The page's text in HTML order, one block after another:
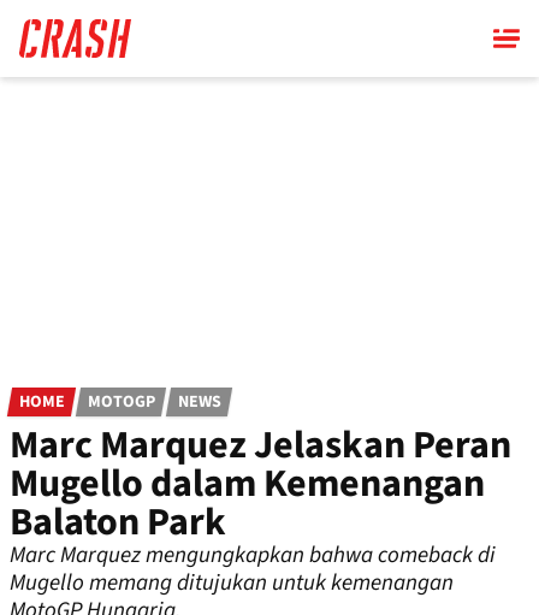
main
content
HOME MOTOGP NEWS
Marc Marquez Jelaskan Peran
Mugello dalam Kemenangan
Balaton Park
Marc Marquez mengungkapkan bahwa comeback di
Mugello memang ditujukan untuk kemenangan